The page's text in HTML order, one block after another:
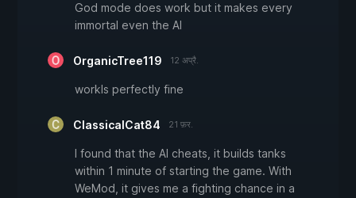
God mode does work but it makes every
immortal even the AI
OrganicTree119 12 अप्रै.
workls perfectly fine
ClassicalCat84 21 फ़र.
I found that the AI cheats, it builds tanks
within 1 minute of starting the game. With
WeMod, it gives me a fighting chance in a